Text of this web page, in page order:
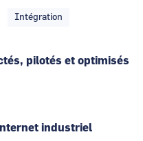
Intégration
pilotés et optimisés
industriel